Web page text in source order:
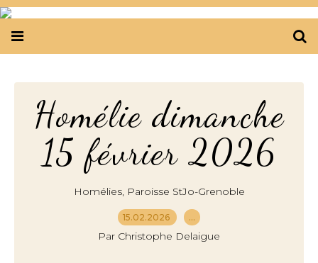
Homélie dimanche
15 février 2026
Homélies, Paroisse StJo-Grenoble
15.02.2026 …
Par Christophe Delaigue